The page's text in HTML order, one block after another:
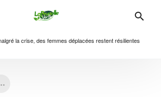
la crise, des femmes déplacées restent résilientes